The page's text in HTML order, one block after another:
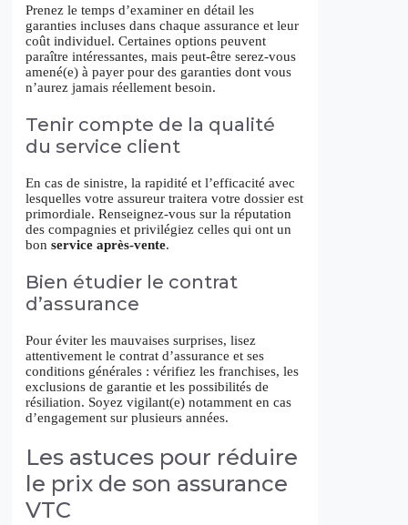
Prenez le temps d’examiner en détail les
garanties incluses dans chaque assurance et leur
coût individuel. Certaines options peuvent
paraître intéressantes, mais peut-être serez-vous
amené(e) à payer pour des garanties dont vous
n’aurez jamais réellement besoin.
Tenir compte de la qualité
du service client
En cas de sinistre, la rapidité et l’efficacité avec
lesquelles votre assureur traitera votre dossier est
primordiale. Renseignez-vous sur la réputation
des compagnies et privilégiez celles qui ont un
bon service après-vente.
Bien étudier le contrat
d’assurance
Pour éviter les mauvaises surprises, lisez
attentivement le contrat d’assurance et ses
conditions générales : vérifiez les franchises, les
exclusions de garantie et les possibilités de
résiliation. Soyez vigilant(e) notamment en cas
d’engagement sur plusieurs années.
Les astuces pour réduire
le prix de son assurance
VTC